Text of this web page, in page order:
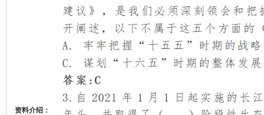
资料介绍：